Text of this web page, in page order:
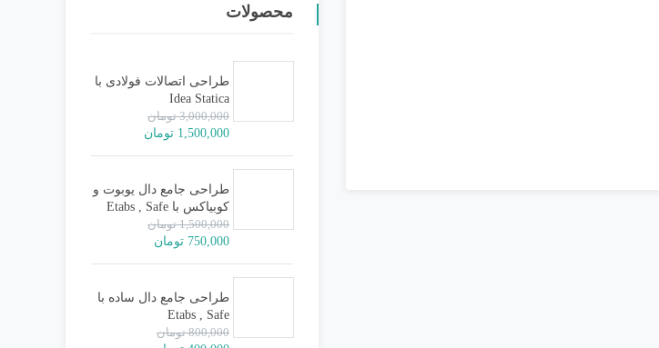
محصولات
طراحی اتصالات فولادی با
Idea Statica
3,000,000 تومان
قیمت
بود.
1,500,000 تومانقیمت
طراحی جامع دال یوبوت و
کوبیاکس با Etabs , Safe
1,500,000 تومان
قیمت
بود.
750,000 تومانقیمت
طراحی جامع دال ساده با
Etabs , Safe
800,000 تومان